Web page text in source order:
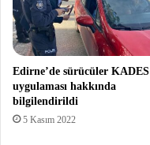
Edirne’de sürücüler KADES
uygulaması hakkında
bilgilendirildi
5 Kasım 2022